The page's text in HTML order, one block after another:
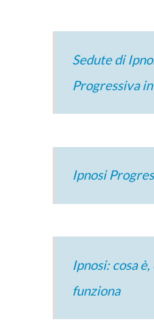
Sedute di
Progressiva
Ipnosi
Ipnosi: cosa
funziona